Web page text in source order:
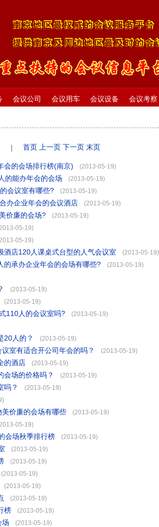
会议公司 会议用车 会议设备 会议考察
| 首页 上一页 下一页 末页
会的会场排行榜(南京) (2013-05-19)
的能办年会的会场 (2013-05-19)
会议室有哪些? (2013-05-19)
办企业年会的会议酒店 (2013-05-19)
价廉的会场? (2013-05-19)
05-19)
05-19)
酒店120人课桌式台型的人气会议室 (2013-05-19)
的承办企业年会的会场有哪些? (2013-05-19)
(2013-05-19)
(2013-05-19)
110人的会议室吗? (2013-05-19)
20人的？ (2013-05-19)
室有适合开公司年会的吗？ (2013-05-19)
的酒店 (2013-05-19)
会场的价格吗？ (2013-05-19)
吗？ (2013-05-19)
价廉的会场有哪些 (2013-05-19)
05-19)
会场秋季排行榜 (2013-05-19)
(2013-05-19)
(2013-05-19)
(2013-05-19)
(2013-05-19)
(2013-05-19)
榜 (2013-05-19)
场 (2013-05-19)